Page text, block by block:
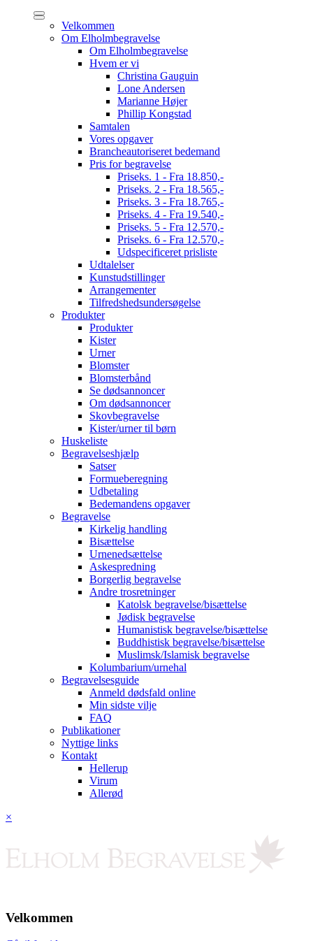
Velkommen
Om Elholmbegravelse
Om Elholmbegravelse
Hvem er vi
Christina Gauguin
Lone Andersen
Marianne Højer
Phillip Kongstad
Samtalen
Vores opgaver
Brancheautoriseret bedemand
Pris for begravelse
Priseks. 1 - Fra 18.850,-
Priseks. 2 - Fra 18.565,-
Priseks. 3 - Fra 18.765,-
Priseks. 4 - Fra 19.540,-
Priseks. 5 - Fra 12.570,-
Priseks. 6 - Fra 12.570,-
Udspecificeret prisliste
Udtalelser
Kunstudstillinger
Arrangementer
Tilfredshedsundersøgelse
Produkter
Produkter
Kister
Urner
Blomster
Blomsterbånd
Se dødsannoncer
Om dødsannoncer
Skovbegravelse
Kister/urner til børn
Huskeliste
Begravelseshjælp
Satser
Formueberegning
Udbetaling
Bedemandens opgaver
Begravelse
Kirkelig handling
Bisættelse
Urnenedsættelse
Askespredning
Borgerlig begravelse
Andre trosretninger
Katolsk begravelse/bisættelse
Jødisk begravelse
Humanistisk begravelse/bisættelse
Buddhistisk begravelse/bisættelse
Muslimsk/Islamisk begravelse
Kolumbarium/urnehal
Begravelsesguide
Anmeld dødsfald online
Min sidste vilje
FAQ
Publikationer
Nyttige links
Kontakt
Hellerup
Virum
Allerød
×
Velkommen